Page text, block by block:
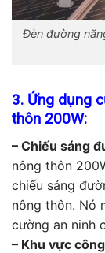
Đèn đường
3. Ứng dụng
thôn 200W:
– Chiếu sáng
nông thôn
chiếu sáng
nông thôn. Nó
cường an ninh
– Khu vực